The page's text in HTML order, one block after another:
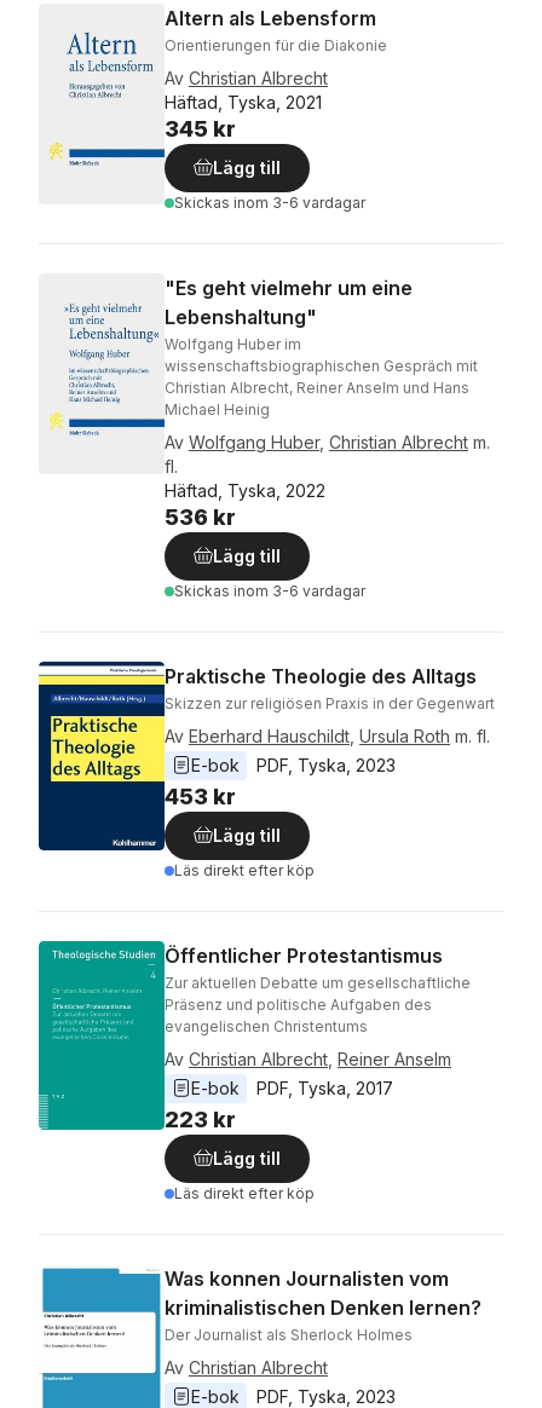
Altern als Lebensform
Orientierungen für die Diakonie
Av Christian Albrecht
Häftad, Tyska, 2021
345 kr
Lägg till
Skickas inom 3-6 vardagar
"Es geht vielmehr um eine
Lebenshaltung"
Wolfgang Huber im
wissenschaftsbiographischen Gespräch mit
Christian Albrecht, Reiner Anselm und Hans
Michael Heinig
Av Wolfgang Huber, Christian Albrecht m.
fl.
Häftad, Tyska, 2022
536 kr
Lägg till
Skickas inom 3-6 vardagar
Praktische Theologie des Alltags
Skizzen zur religiösen Praxis in der Gegenwart
Av Eberhard Hauschildt Ursula Roth m. fl.
E-bok
PDF Tyska 2023
453 kr
Lägg till
Läs direkt efter köp
Öffentlicher Protestantismus
Zur aktuellen Debatte um gesellschaftliche
Präsenz und politische Aufgaben des
evangelischen Christentums
Av Christian Albrecht Reiner Anselm
E-bok
PDF Tyska 2017
223 kr
Lägg till
Läs direkt efter köp
Was konnen Journalisten vom
kriminalistischen Denken lernen?
Der Journalist als Sherlock Holmes
Av Christian Albrecht
E-bok
PDF Tyska 2023